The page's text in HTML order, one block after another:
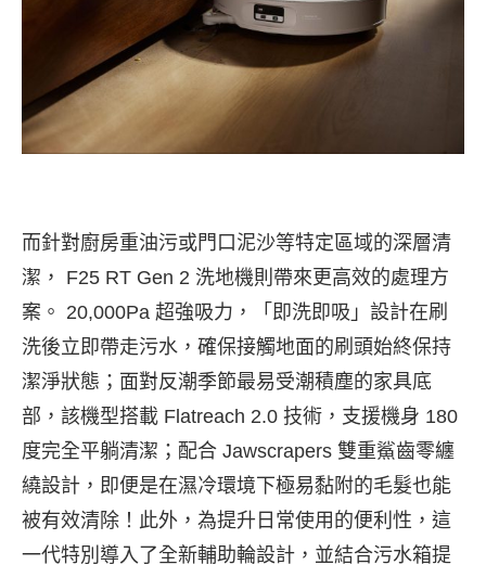
而針對廚房重油污或門口泥沙等特定區域的深層清
潔， F25 RT Gen 2 洗地機則帶來更高效的處理方
案。 20,000Pa 超強吸力，「即洗即吸」設計在刷
洗後立即帶走污水，確保接觸地面的刷頭始終保持
潔淨狀態；面對反潮季節最易受潮積塵的家具底
部，該機型搭載 Flatreach 2.0 技術，支援機身 180
度完全平躺清潔；配合 Jawscrapers 雙重鯊齒零纏
繞設計，即便是在濕冷環境下極易黏附的毛髮也能
被有效清除！此外，為提升日常使用的便利性，這
一代特別導入了全新輔助輪設計，並結合污水箱提